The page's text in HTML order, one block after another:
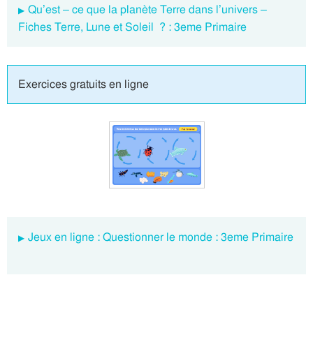
Qu’est – ce que la planète Terre dans l’univers –
Fiches Terre, Lune et Soleil ? : 3eme Primaire
Exercices gratuits en ligne
Jeux en ligne : Questionner le monde : 3eme Primaire